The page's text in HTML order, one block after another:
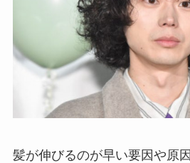
髪が伸びるのが早い要因や原